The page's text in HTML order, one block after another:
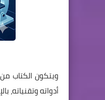
أدواته وتقنياته،